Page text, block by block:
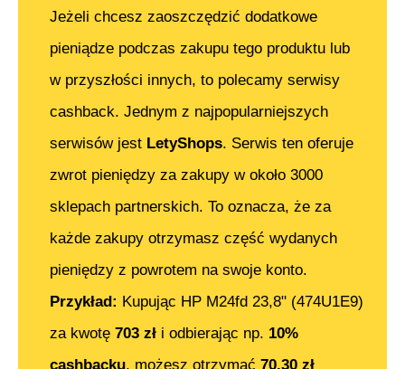
Jeżeli chcesz zaoszczędzić dodatkowe
pieniądze podczas zakupu tego produktu lub
w przyszłości innych, to polecamy serwisy
cashback. Jednym z najpopularniejszych
serwisów jest LetyShops. Serwis ten oferuje
zwrot pieniędzy za zakupy w około 3000
sklepach partnerskich. To oznacza, że za
każde zakupy otrzymasz część wydanych
pieniędzy z powrotem na swoje konto.
Przykład: Kupując HP M24fd 23,8" (474U1E9)
za kwotę 703 zł i odbierając np. 10%
cashbacku, możesz otrzymać 70.30 zł